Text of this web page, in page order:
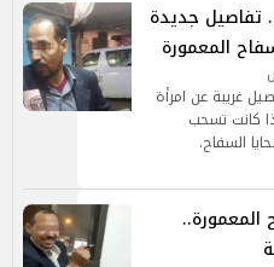
تفاصيل جديدة
المعمورة
غريبة عن امرأة
كانت تسحب
السفاح.